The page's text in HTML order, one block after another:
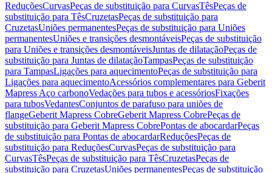
ReduçõesCurvasPeças de substituição para CurvasTêsPeças de
substituição para TêsCruzetasPeças de substituição para
CruzetasUniões permanentesPeças de substituição para Uniões
permanentesUniões e transições desmontáveisPeças de substituição
para Uniões e transições desmontáveisJuntas de dilataçãoPeças de
substituição para Juntas de dilataçãoTampasPeças de substituição
para TampasLigações para aquecimentoPeças de substituição para
Ligações para aquecimentoAcessórios complementares para Geberit
Mapress Aço carbonoVedações para tubos e acessóriosFixações
para tubosVedantesConjuntos de parafuso para uniões de
flangeGeberit Mapress CobreGeberit Mapress CobrePeças de
substituição para Geberit Mapress CobrePontas de abocardarPeças
de substituição para Pontas de abocardarReduçõesPeças de
substituição para ReduçõesCurvasPeças de substituição para
CurvasTêsPeças de substituição para TêsCruzetasPeças de
substituição para CruzetasUniões permanentesPeças de substituição